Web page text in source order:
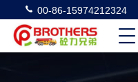
00-86-15974212324